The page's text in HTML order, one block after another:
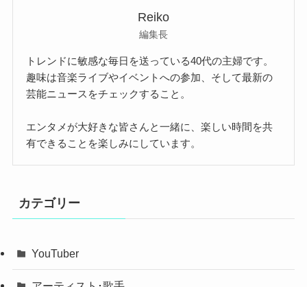
Reiko
編集長
トレンドに敏感な毎日を送っている40代の主婦です。
趣味は音楽ライブやイベントへの参加、そして最新の
芸能ニュースをチェックすること。
エンタメが大好きな皆さんと一緒に、楽しい時間を共
有できることを楽しみにしています。
カテゴリー
YouTuber